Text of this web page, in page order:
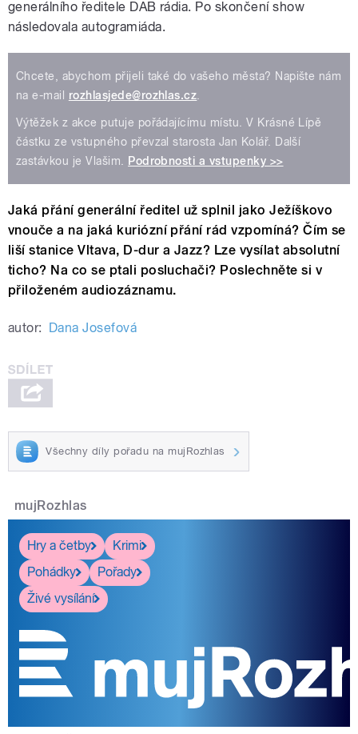
generálního ředitele DAB rádia. Po skončení show
následovala autogramiáda.
Chcete, abychom přijeli také do vašeho města? Napište nám
na e-mail rozhlasjede@rozhlas.cz.
Výtěžek z akce putuje pořádajícímu místu. V Krásné Lípě
částku ze vstupného převzal starosta Jan Kolář. Další
zastávkou je Vlašim. Podrobnosti a vstupenky >>
Jaká přání generální ředitel už splnil jako Ježíškovo
vnouče a na jaká kuriózní přání rád vzpomíná? Čím se
liší stanice Vltava, D-dur a Jazz? Lze vysílat absolutní
ticho? Na co se ptali posluchači? Poslechněte si v
přiloženém audiozáznamu.
autor: Dana Josefová
Všechny díly pořadu na mujRozhlas
mujRozhlas
Hry a četby
Krimi
Pohádky
Pořady
Živé vysílání